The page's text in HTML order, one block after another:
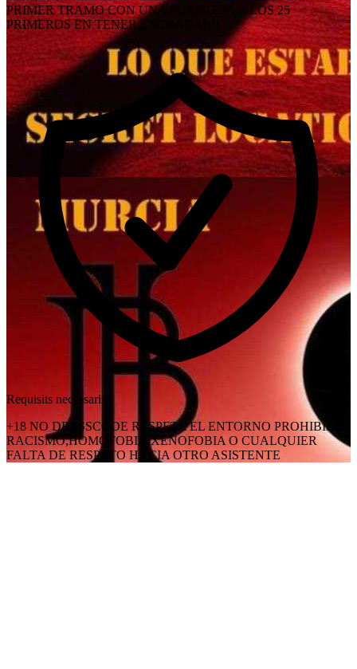
PRIMER TRAMO CON UNA SORPRESA A LOS 25
PRIMEROS EN TENER ENTRADA!!!!
Requisits necessaris
+18 NO DRESSCODE RESPETA EL ENTORNO PROHIBIDO
RACISMO,HOMOFOBIA,XENOFOBIA O CUALQUIER
FALTA DE RESPETO HACIA OTRO ASISTENTE